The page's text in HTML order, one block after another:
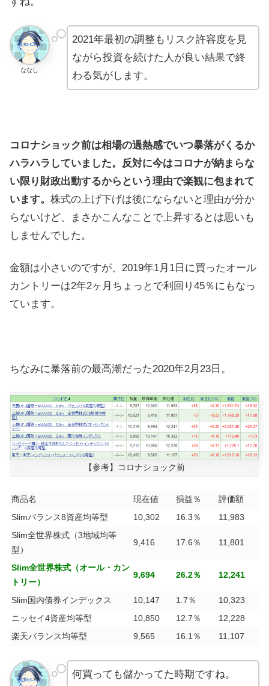
ななし
2021年最初の調整もリスク許容度を見
ながら投資を続けた人が良い結果で終
わる気がします。
コロナショック前は相場の過熱感でいつ暴落がくるか
ハラハラしていました。反対に今はコロナが納まらな
い限り財政出動するからという理由で楽観に包まれて
います。 株式の上げ下げは後にならないと理由が分か
らないけど、まさかこんなことで上昇するとは思いも
しませんでした。
金額は小さいのですが、2019年1月1日に買ったオール
カントリーは2年2ヶ月ちょっとで利回り45％にもなっ
ています。
ちなみに暴落前の最高潮だった2020年2月23日。
【参考】コロナショック前
商品名 現在値 損益％
評価額
Slimバランス8資産均等型
10,302 16.3％
11,983
Slim全世界株式（3地域均等
型）
9,416 17.6％ 11,801
Slim全世界株式（オール・カン
トリー）
9,694 26.2％ 12,241
Slim国内債券インデックス 10,147 1.7％
10,323
ニッセイ4資産均等型
10,850 12.7％
12,228
楽天バランス均等型
9,565 16.1％ 11,107
何買っても儲かってた時期ですね。